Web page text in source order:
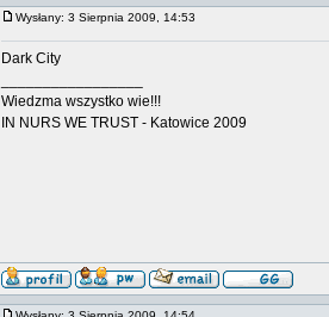
Wysłany: 3 Sierpnia 2009, 14:53
Dark City
Wiedzma wszystko wie!!!
IN NURS WE TRUST - Katowice 2009